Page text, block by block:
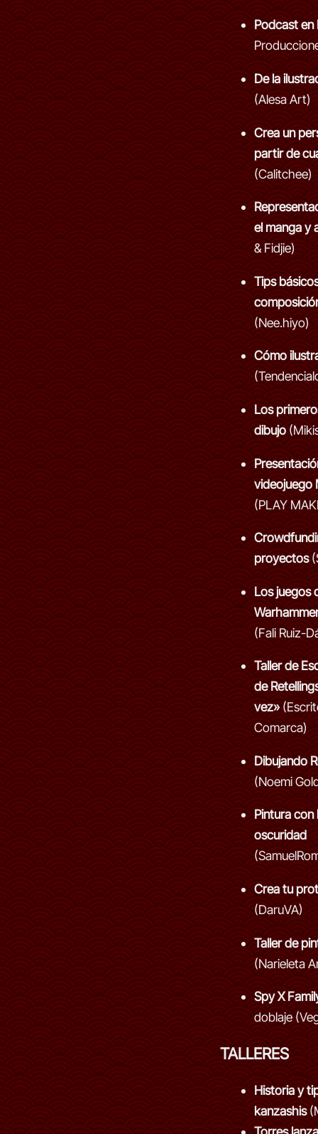
Podcast en
De la
(Alesa Art)
Crea un
partir de
(Calitchee)
el manga y
& Fidjie)
Tips
(Nee.hiyo)
Cómo
Los
dibujo
videojuego
(PLAY
proyectos
Los juegos
(Fali Ruiz-
Taller de
de
vez»
Comarca)
Dibujando
(Noemi
Pintura con
oscuridad
Crea tu
(DaruVA)
Taller de
(Narieleta
Spy X
doblaje
TALLERES
Historia y
kanzashis